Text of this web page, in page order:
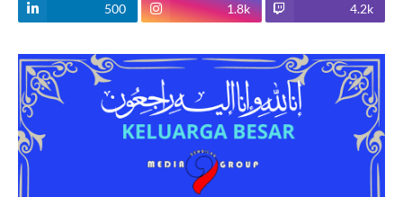
500 1.8k 4.2k